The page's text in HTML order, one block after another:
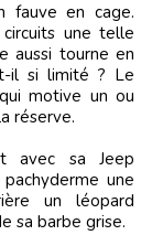
fauve en cage.
une telle
aussi tourne en
il si limité ? Le
motive un ou
réserve.
avec sa Jeep
une
un léopard
sa barbe grise.